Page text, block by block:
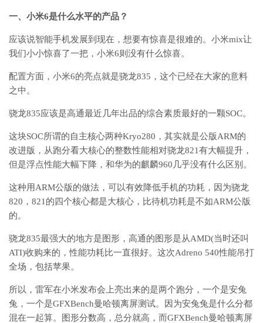
一、小米6是什么水平的产品？
应该说智能手机发展到现在，想要有惊喜是很难的。小米mix让
我们小小惊喜了一把，小米6则没有什么惊喜。
配置方面，小米6的亮点就是骁龙835，这个已经在大家的意料
之中。
骁龙835应该是高通最近几年出品的综合素质最好的一颗SOC。
这块SOC所谓的自主核心两种Kryo280，其实就是公版ARM的
改进版，从跑分看大核心的整数性能相对骁龙821有大幅提升，
但是浮点性能大幅下降，和华为的麒麟960几乎没有什么区别。
这种用ARM公版的做法，可以有效降低手机的功耗，因为骁龙
820，821的四个核心都是大核心，比待机功耗是不如ARM公版
的。
骁龙835最强大的地方是图形，高通的图形是从AMD(当时还叫
ATI)收购来的，性能功耗比一直很好。这次Adreno 540性能吊打
全场，包括苹果。
所以，雷军在小米发布会上亮出来的是两个跑分，一个是安兔
兔，一个是GFXBench曼哈顿离屏测试。因为安兔兔是什么分都
混在一起算。图形分数高，总分就高，而GFXBench曼哈顿离屏